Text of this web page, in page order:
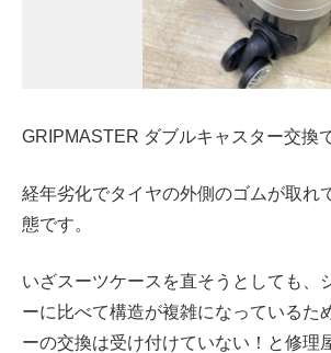
GRIPMASTER ダブルキャスター交換
経年劣化でタイヤの外側のゴムが取れ
態です。
いざスーツケースを直そうとしても、
ーに比べて構造が複雑になっているた
ーの交換は受け付けていない！と修理